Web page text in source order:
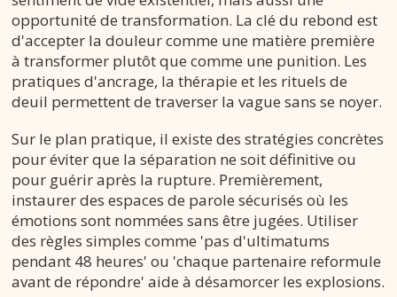
opportunité de transformation. La clé du rebond est
d'accepter la douleur comme une matière première
à transformer plutôt que comme une punition. Les
pratiques d'ancrage, la thérapie et les rituels de
deuil permettent de traverser la vague sans se noyer.
Sur le plan pratique, il existe des stratégies concrètes
pour éviter que la séparation ne soit définitive ou
pour guérir après la rupture. Premièrement,
instaurer des espaces de parole sécurisés où les
émotions sont nommées sans être jugées. Utiliser
des règles simples comme 'pas d'ultimatums
pendant 48 heures' ou 'chaque partenaire reformule
avant de répondre' aide à désamorcer les explosions.